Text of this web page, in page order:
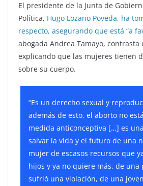
El presidente de la Junta de
Política, Hugo Lozano Poveda, ha
respecto, asegurando que está “a
abogada Andrea Tamayo,
explicando que las mujeres tienen
sobre su cuerpo.
“Es un derecho sexual y
además de esto, el aborto no
medida anticonceptiva […] es
salvar la vida y el futuro de una
mujer de escasos recursos que
hijos y ya no quiere más, de una
sufrió una violación, de una